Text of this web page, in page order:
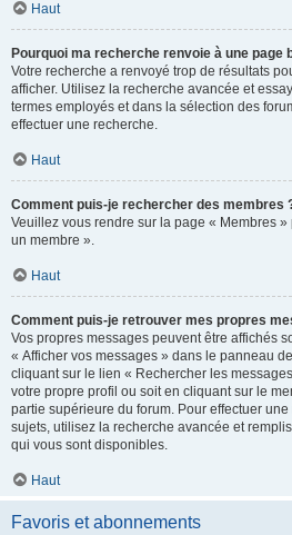
Haut
Pourquoi ma recherche renvoie à une page
Votre recherche a renvoyé trop de résultats
afficher. Utilisez la recherche avancée et
termes employés et dans la sélection des
effectuer une recherche.
Haut
Comment puis-je rechercher des membres
Veuillez vous rendre sur la page « Membres
un membre ».
Haut
Comment puis-je retrouver mes propres
Vos propres messages peuvent être affichés
« Afficher vos messages » dans le panneau
cliquant sur le lien « Rechercher les
votre propre profil ou soit en cliquant sur le
partie supérieure du forum. Pour effectuer
sujets, utilisez la recherche avancée et
qui vous sont disponibles.
Haut
Favoris et abonnements